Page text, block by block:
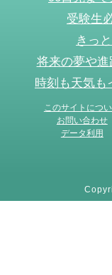
受験生
きっ
将来の夢や
時刻も天気も
このサイトにつ
お問い合わせ
データ利用